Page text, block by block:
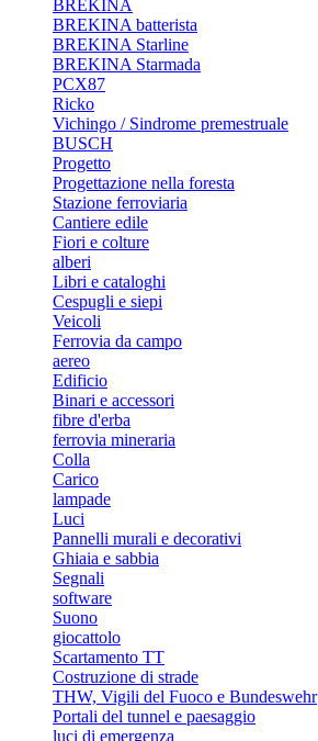
BREKINA
BREKINA batterista
BREKINA Starline
BREKINA Starmada
PCX87
Ricko
Vichingo / Sindrome premestruale
BUSCH
Progetto
Progettazione nella foresta
Stazione ferroviaria
Cantiere edile
Fiori e colture
alberi
Libri e cataloghi
Cespugli e siepi
Veicoli
Ferrovia da campo
aereo
Edificio
Binari e accessori
fibre d'erba
ferrovia mineraria
Colla
Carico
lampade
Luci
Pannelli murali e decorativi
Ghiaia e sabbia
Segnali
software
Suono
giocattolo
Scartamento TT
Costruzione di strade
THW, Vigili del Fuoco e Bundeswehr
Portali del tunnel e paesaggio
luci di emergenza